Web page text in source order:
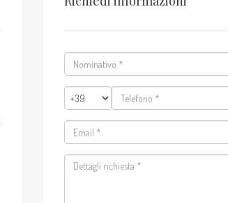
Nominativo
*
Telefono
*
Email
*
Dettagli